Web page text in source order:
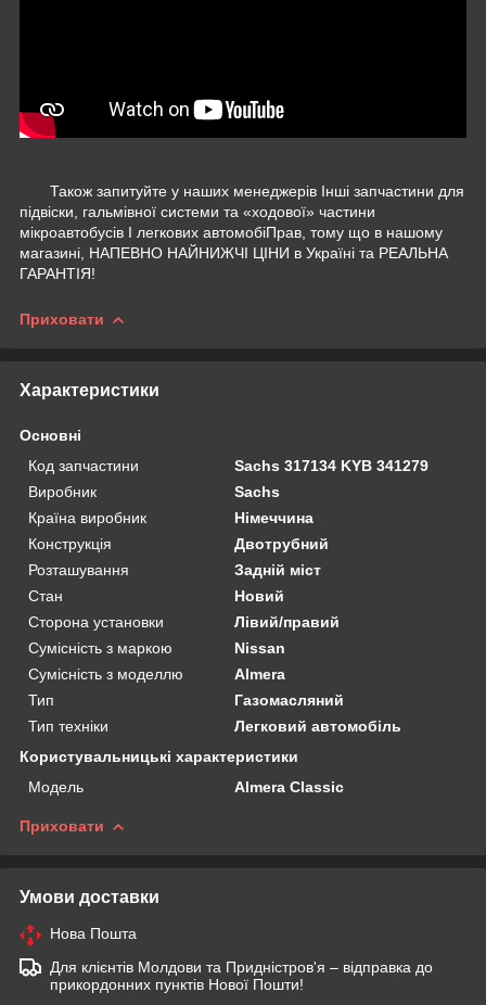
Також запитуйте у наших менеджерів Інші запчастини для
підвіски, гальмівної системи та «ходової» частини
мікроавтобусів І легкових автомобіПрав, тому що в нашому
магазині, НАПЕВНО НАЙНИЖЧІ ЦІНИ в Україні та РЕАЛЬНА
ГАРАНТІЯ!
Приховати
Характеристики
Основні
Код запчастини
Sachs 317134 KYB 341279
Виробник
Sachs
Країна виробник
Німеччина
Конструкція
Двотрубний
Розташування
Задній міст
Стан
Новий
Сторона установки
Лівий/правий
Сумісність з маркою
Nissan
Сумісність з моделлю
Almera
Тип
Газомасляний
Тип техніки
Легковий автомобіль
Користувальницькі характеристики
Мoдель
Almera Classic
Приховати
Умови доставки
Нова Пошта
Для клієнтів Молдови та Придністров'я – відправка до
прикордонних пунктів Нової Пошти!